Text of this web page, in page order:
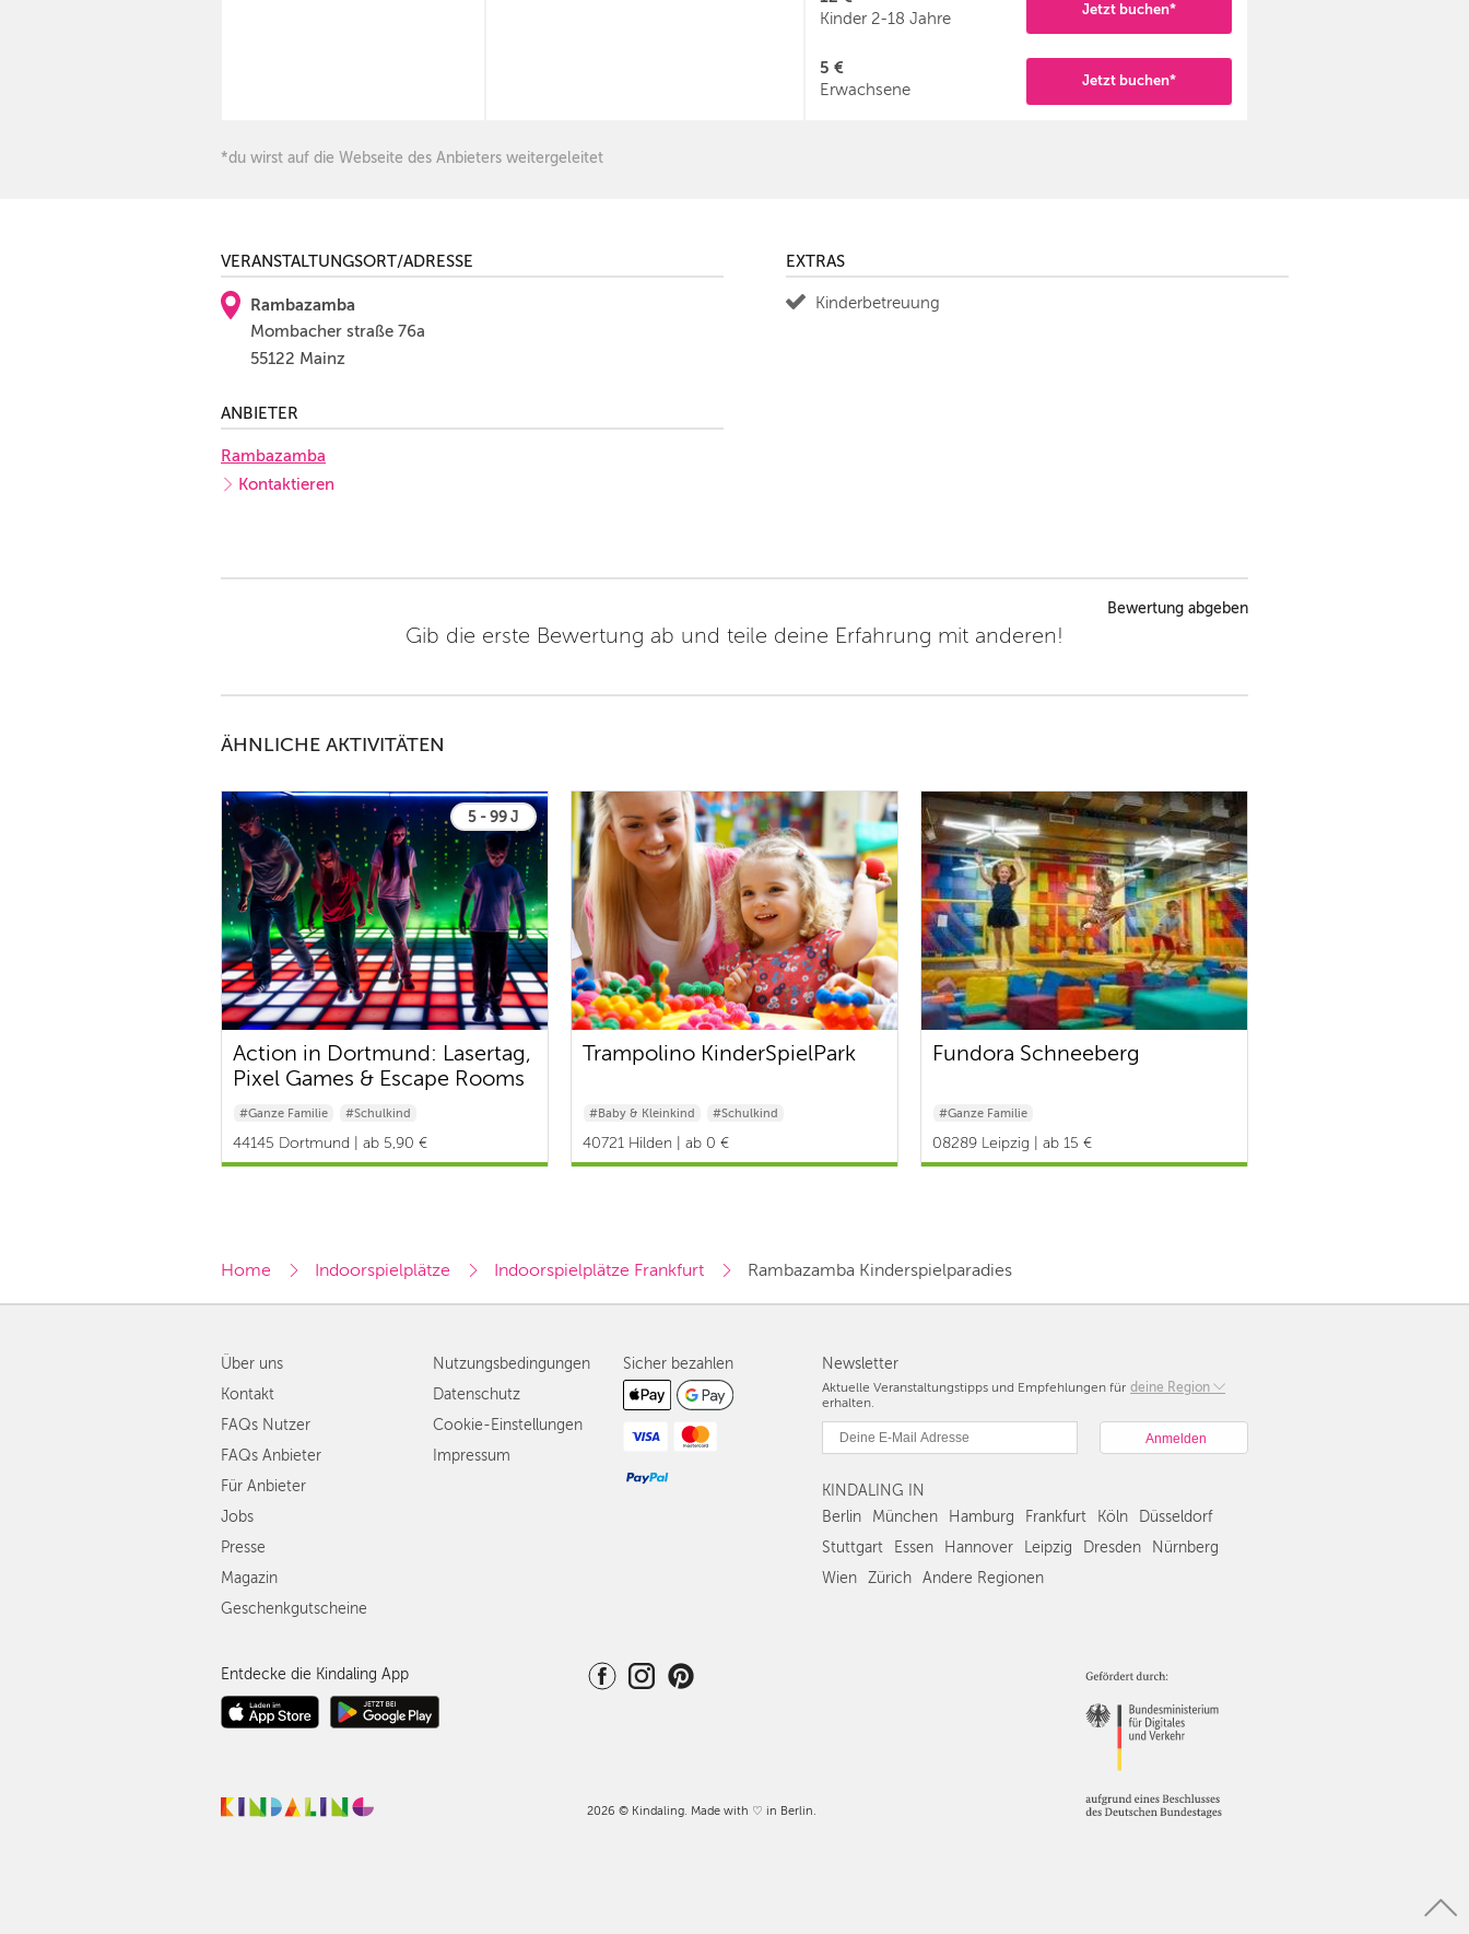
Kinder 2-18 Jahre
Jetzt buchen*
5 €
Erwachsene
Jetzt buchen*
*du wirst auf die Webseite des Anbieters weitergeleitet
EXTRAS
Kinderbetreuung
VERANSTALTUNGSORT/ADRESSE
Rambazamba
Mombacher straße 76a
55122 Mainz
ANBIETER
Rambazamba
Kontaktieren
Bewertung abgeben
Gib die erste Bewertung ab und teile deine Erfahrung mit anderen!
ÄHNLICHE AKTIVITÄTEN
5 - 99 J
Action in Dortmund: Lasertag,
Pixel Games & Escape Rooms
#Ganze Familie #Schulkind
44145 Dortmund | ab 5,90 €
Trampolino KinderSpielPark
#Baby & Kleinkind #Schulkind
40721 Hilden | ab 0 €
Fundora Schneeberg
#Ganze Familie
08289 Leipzig | ab 15 €
Home Indoorspielplätze Indoorspielplätze Frankfurt Rambazamba Kinderspielparadies
Newsletter
Aktuelle Veranstaltungstipps und Empfehlungen für deine Region
Berlin
Hamburg
Düsseldorf
Stuttgart
Nürnberg
Wien
Zürich
erhalten.
KINDALING IN
Berlin
München Hamburg Frankfurt Köln
Düsseldorf
Stuttgart
Essen Hannover Leipzig Dresden
Nürnberg
Wien
Zürich Andere Regionen
Über uns
Kontakt
FAQs Nutzer
FAQs Anbieter
Für Anbieter
Jobs
Presse
Magazin
Geschenkgutscheine
Nutzungsbedingungen
Datenschutz
Cookie-Einstellungen
Impressum
Sicher bezahlen
Entdecke die Kindaling App
2026 © Kindaling. Made with ♡ in Berlin.